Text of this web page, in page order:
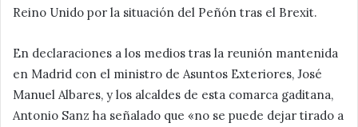
Reino Unido por la situación del Peñón tras el Brexit.
En declaraciones a los medios tras la reunión mantenida
en Madrid con el ministro de Asuntos Exteriores, José
Manuel Albares, y los alcaldes de esta comarca gaditana,
Antonio Sanz ha señalado que «no se puede dejar tirado a